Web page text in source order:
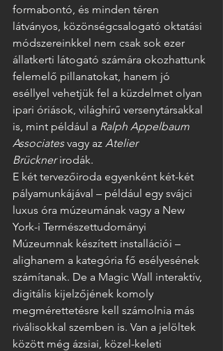
formabontó, és minden téren
látványos, közönségcsalogató oktatási
módszereinkkel nem csak sok ezer
állatkerti látogató számára okozhattunk
felemelő pillanatokat, hanem jó
eséllyel vehetjük fel a küzdelmet olyan
ipari óriások, világhírű versenytársakkal
is, mint például a Ralph Appelbaum
Associates vagy az Atelier
Brückner irodák.
E két tervezőiroda egyenként két-két
pályamunkájával – például egy svájci
luxus óra múzeumának vagy a New
York-i Természettudományi
Múzeumnak készített installációi –
alighanem a kategória fő esélyesének
számítanak. De a Magic Wall interaktív,
digitális kijelzőjének komoly
megmérettetésre kell számolnia más
riválisokkal szemben is. Van a jelöltek
között még ázsiai, közel-keleti